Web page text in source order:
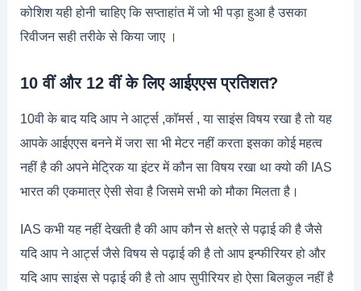
कोशिश यही होनी चाहिए कि सप्ताहांत में जो भी पड़ा हुआ है उसका
रिवीजन सही तरीके से किया जाए ।
10 वीं और 12 वीं के लिए आईएएस प्रतिशत?
10वी के बाद यदि आप ने आर्ट्स ,कॉमर्स , या साइंस विषय रखा है तो यह
आपके आईएएस बनने में जरा सा भी मेटर नहीं करता इसका कोई महत्व
नहीं है की अपने मेट्रिक या इंटर में कौन सा विषय रखा था क्यो की IAS
भारत की एकमात्र ऐसी सेवा है जिसमे सभी को मौका मिलता है।
IAS कभी यह नहीं देखती है की आप कौन से क्षत्रे से पढ़ाई की है जैसे
यदि आप ने आर्ट्स जैसे विषय से पढ़ाई की है तो आप इन्फीरियर हो और
यदि आप साइंस से पढ़ाई की है तो आप सुपीरियर हो ऐसा बिलकुल नहीं है